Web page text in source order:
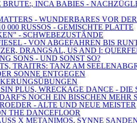
BRUTE:, INCA BABIES -
- WUNDERBARES VOR
RUSSOS - GEMISCHTE PLATTE
- SCHWEBEZUSTÄNDE
- VON ABGEFAHREN BIS
DRANGSAL, US AND I:
SONS - UND SONST SO?
TRAITRS: TANZ AM
SONNE ENTGEGEN
PLUS, WRECKAGE DANCE - DIE
NOCH EIN BISSCHEN MEHR
- ALTE UND NEUE MEISTER
THE DANCEFLOOR
X METANIMOS, SYNNE